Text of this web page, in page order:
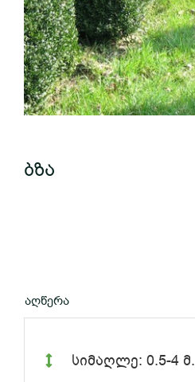
ბზა
აღწერა
სიმაღლე: 0.5-4 მ.